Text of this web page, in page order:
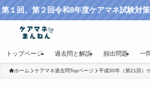
第１回、第２回令和8年度ケアマネ試験対
トップページ 過去問と解説 頻出問題 一
ホーム ケアマネ過去問Topページ 平成30年（第21回）